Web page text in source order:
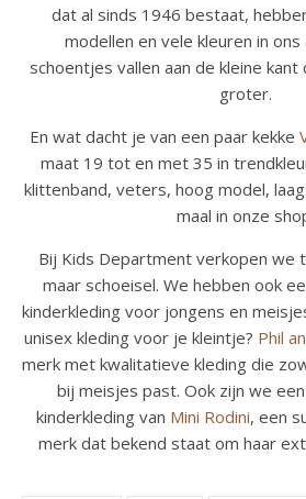
dat al sinds 1946 bestaat,
modellen en vele kleuren in
schoentjes vallen aan de kleine
groter.
En wat dacht je van een paar kekke
maat 19 tot en met 35 in
klittenband, veters, hoog model,
maal in onze
Bij Kids Department verkopen we
maar schoeisel. We hebben ook
kinderkleding voor jongens en
unisex kleding voor je kleintje? Phil
merk met kwalitatieve kleding die
bij meisjes past. Ook zijn we
kinderkleding van Mini Rodini, een
merk dat bekend staat om haar